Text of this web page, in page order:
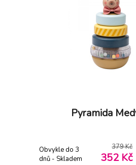
Pyramida
Obvykle do 3
dnů - Skladem
379 Kč
352 Kč